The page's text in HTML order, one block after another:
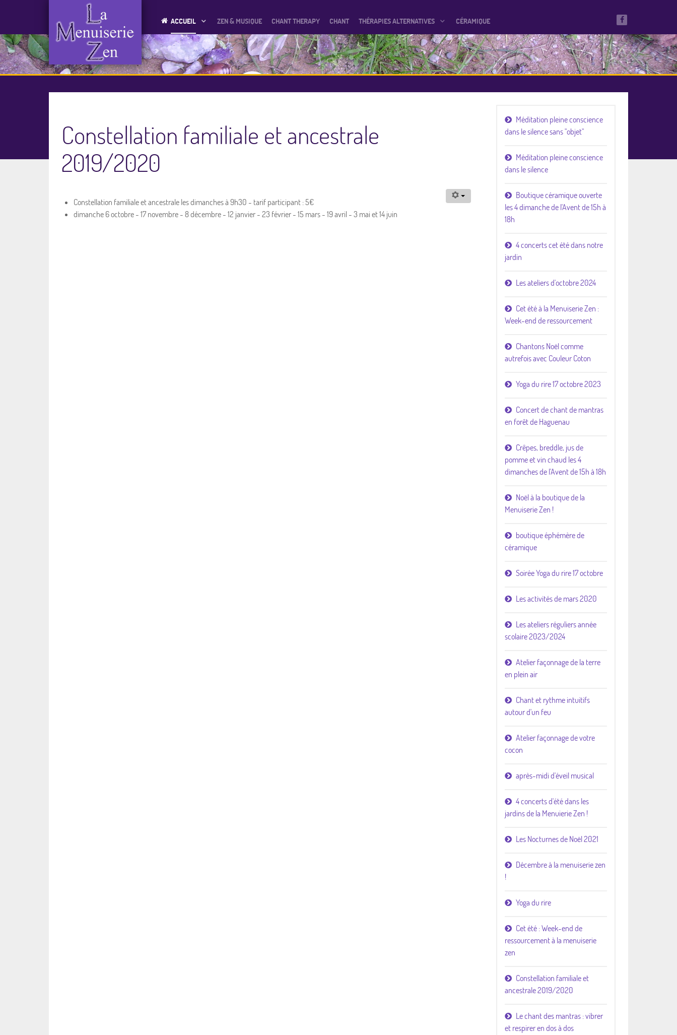
ACCUEIL ZEN & MUSIQUE CHANT THERAPY CHANT THÉRAPIES ALTERNATIVES CÉRAMIQUE
Constellation familiale et ancestrale
2019/2020
Constellation familiale et ancestrale les dimanches à 9h30 - tarif participant : 5€
dimanche 6 octobre - 17 novembre - 8 décembre - 12 janvier - 23 février - 15 mars - 19 avril - 3 mai et 14 juin
Méditation pleine conscience
dans le silence sans "objet"
Méditation pleine conscience
dans le silence
Boutique céramique ouverte
les 4 dimanche de l'Avent de 15h à
18h
4 concerts cet été dans notre
jardin
Les ateliers d'octobre 2024
Cet été à la Menuiserie Zen :
Week-end de ressourcement
Chantons Noël comme
autrefois avec Couleur Coton
Yoga du rire 17 octobre 2023
Concert de chant de mantras
en forêt de Haguenau
Crêpes, breddle, jus de
pomme et vin chaud les 4
dimanches de l'Avent de 15h à 18h
Noël à la boutique de la
Menuiserie Zen !
boutique éphémère de
céramique
Soirée Yoga du rire 17 octobre
Les activités de mars 2020
Les ateliers réguliers année
scolaire 2023/2024
Atelier façonnage de la terre
en plein air
Chant et rythme intuitifs
autour d'un feu
Atelier façonnage de votre
cocon
après-midi d'éveil musical
4 concerts d'été dans les
jardins de la Menuierie Zen !
Les Nocturnes de Noël 2021
Décembre à la menuiserie zen
!
Yoga du rire
Cet été : Week-end de
ressourcement à la menuiserie
zen
Constellation familiale et
ancestrale 2019/2020
Le chant des mantras : vibrer
et respirer en dos à dos